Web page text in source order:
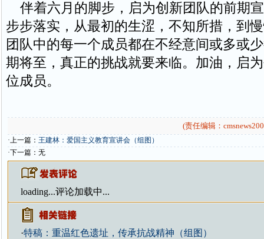
伴着六月的脚步，启为创新团队的前期
步步落实，从最初的生涩，不知所措，到
团队中的每一个成员都在不经意间或多或
期将至，真正的挑战就要来临。加油，启
位成员。
(责任编辑：
·上一篇： 王建林：爱国主义教育宣讲会（组图）
·下一篇：无
loading...评论加载中...
·特稿：重温红色遗址，传承抗战精神（组图）